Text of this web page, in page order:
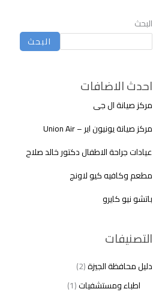
البحث
البحث
احدث الاضافات
مركز صيانة ال جى
مركز صيانة يونيون اير – Union Air
عيادات جراحة الاطفال دكتور خالد صلاح
مطعم وكافيه كيو لاونج
باتشو نيو كايرو
التصنيفات
دليل محافظة الجيزة(2)
اطباء ومستشفيات(1)